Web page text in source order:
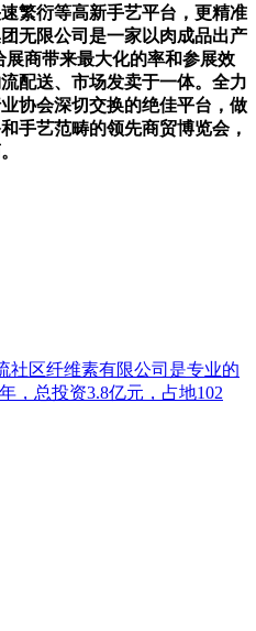
繁衍等高新手艺平台，更精准
无限公司是一家以肉成品出产
商带来最大化的率和参展效
配送、市场发卖于一体。全力
协会深切交换的绝佳平台，做
手艺范畴的领先商贸博览会，
社区纤维素有限公司是专业的
，总投资3.8亿元，占地102